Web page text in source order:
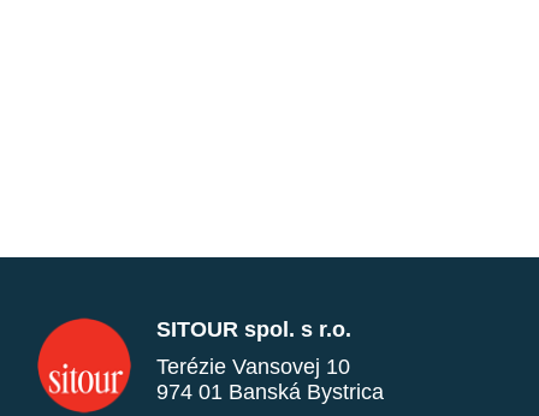
SITOUR spol. s r.o.
Terézie Vansovej 10
974 01 Banská Bystrica